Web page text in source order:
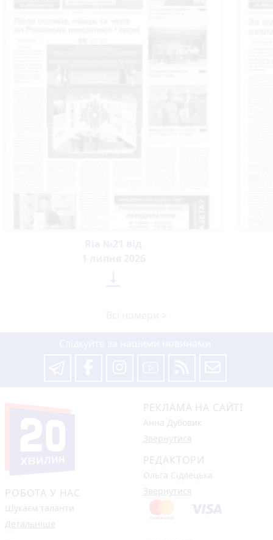
РОБОТА У НАС
Шукаєм таланти
Детальніше
РЕКЛАМА НА САЙТІ
Анна Дубовик
Звернутися
РЕДАКТОРИ
Ольга Сідлецька
Звернутися